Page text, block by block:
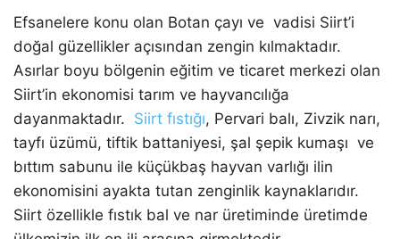
Efsanelere konu olan Botan çayı ve vadisi Siirt’i
doğal güzellikler açısından zengin kılmaktadır.
Asırlar boyu bölgenin eğitim ve ticaret merkezi olan
Siirt’in ekonomisi tarım ve hayvancılığa
dayanmaktadır. Siirt fıstığı, Pervari balı, Zivzik narı,
tayfı üzümü, tiftik battaniyesi, şal şepik kumaşı ve
bıttım sabunu ile küçükbaş hayvan varlığı ilin
ekonomisini ayakta tutan zenginlik kaynaklarıdır.
Siirt özellikle fıstık bal ve nar üretiminde üretimde